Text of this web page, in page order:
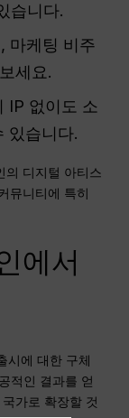
습니다.
마케팅 비주
세요.
IP 없이도 소
있습니다.
의 디지털 아티스
뮤니티에 특히
에서
시에 대한 구체
적인 결과를 얻
가로 확장할 것